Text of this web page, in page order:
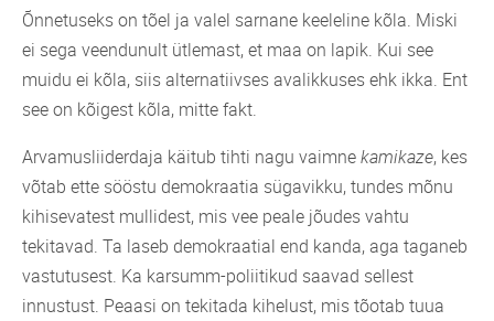
Õnnetuseks on tõel ja valel sarnane keeleline kõla. Miski
ei sega veendunult ütlemast, et maa on lapik. Kui see
muidu ei kõla, siis alternatiivses avalikkuses ehk ikka. Ent
see on kõigest kõla, mitte fakt.
Arvamusliiderdaja käitub tihti nagu vaimnekamikaze, kes
võtab ette sööstu demokraatia sügavikku, tundes mõnu
kihisevatest mullidest, mis vee peale jõudes vahtu
tekitavad. Ta laseb demokraatial end kanda, aga taganeb
vastutusest. Ka karsumm-poliitikud saavad sellest
innustust. Peaasi on tekitada kihelust, mis tõotab tuua